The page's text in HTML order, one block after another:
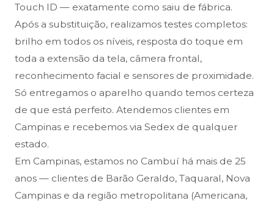
Touch ID — exatamente como saiu de fábrica.
Após a substituição, realizamos testes completos:
brilho em todos os níveis, resposta do toque em
toda a extensão da tela, câmera frontal,
reconhecimento facial e sensores de proximidade.
Só entregamos o aparelho quando temos certeza
de que está perfeito. Atendemos clientes em
Campinas e recebemos via Sedex de qualquer
estado.
Em Campinas, estamos no Cambuí há mais de 25
anos — clientes de Barão Geraldo, Taquaral, Nova
Campinas e da região metropolitana (Americana,